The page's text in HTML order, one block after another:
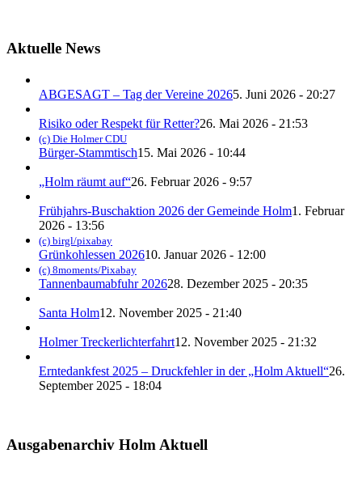
Aktuelle News
ABGESAGT – Tag der Vereine 20265. Juni 2026 - 20:27
Risiko oder Respekt für Retter?26. Mai 2026 - 21:53
(c) Die Holmer CDU
Bürger-Stammtisch15. Mai 2026 - 10:44
„Holm räumt auf“26. Februar 2026 - 9:57
Frühjahrs-Buschaktion 2026 der Gemeinde Holm1. Februar
2026 - 13:56
(c) birgl/pixabay
Grünkohlessen 202610. Januar 2026 - 12:00
(c) 8moments/Pixabay
Tannenbaumabfuhr 202628. Dezember 2025 - 20:35
Santa Holm12. November 2025 - 21:40
Holmer Treckerlichterfahrt12. November 2025 - 21:32
Erntedankfest 2025 – Druckfehler in der „Holm Aktuell“26.
September 2025 - 18:04
Ausgabenarchiv Holm Aktuell